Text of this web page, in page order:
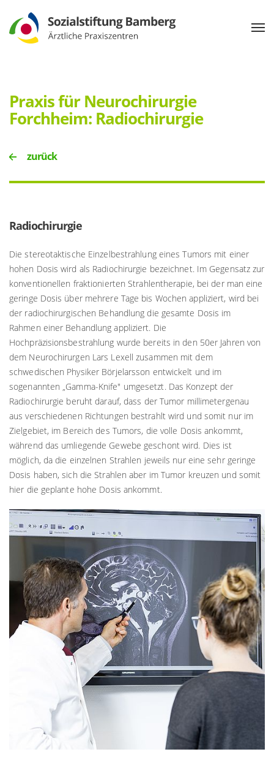
Praxis für Neurochirurgie
Forchheim: Radiochirurgie
zurück
Radiochirurgie
Die stereotaktische Einzelbestrahlung eines Tumors mit einer
hohen Dosis wird als Radiochirurgie bezeichnet. Im Gegensatz zur
konventionellen fraktionierten Strahlentherapie, bei der man eine
geringe Dosis über mehrere Tage bis Wochen appliziert, wird bei
der radiochirurgischen Behandlung die gesamte Dosis im
Rahmen einer Behandlung appliziert. Die
Hochpräzisionsbestrahlung wurde bereits in den 50er Jahren von
dem Neurochirurgen Lars Lexell zusammen mit dem
schwedischen Physiker Börjelarsson entwickelt und im
sogenannten „Gamma-Knife" umgesetzt. Das Konzept der
Radiochirurgie beruht darauf, dass der Tumor millimetergenau
aus verschiedenen Richtungen bestrahlt wird und somit nur im
Zielgebiet, im Bereich des Tumors, die volle Dosis ankommt,
während das umliegende Gewebe geschont wird. Dies ist
möglich, da die einzelnen Strahlen jeweils nur eine sehr geringe
Dosis haben, sich die Strahlen aber im Tumor kreuzen und somit
hier die geplante hohe Dosis ankommt.